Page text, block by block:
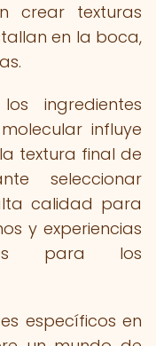
crear texturas
en la boca,
ingredientes
influye
textura final de
seleccionar
calidad para
y experiencias
para los
específicos en